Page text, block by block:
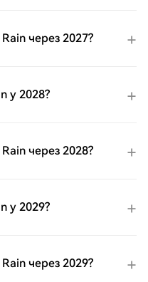
через 2027?
у 2028?
через 2028?
у 2029?
через 2029?